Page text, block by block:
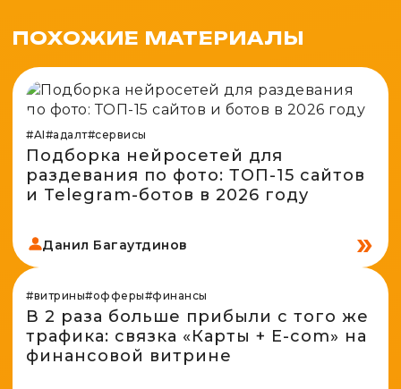
ПОХОЖИЕ МАТЕРИАЛЫ
#AI#адалт#сервисы
Подборка нейросетей для
раздевания по фото: ТОП-15 сайтов
и Telegram-ботов в 2026 году
Данил Багаутдинов
#витрины#офферы#финансы
В 2 раза больше прибыли с того же
трафика: связка «Карты + E-com» на
финансовой витрине